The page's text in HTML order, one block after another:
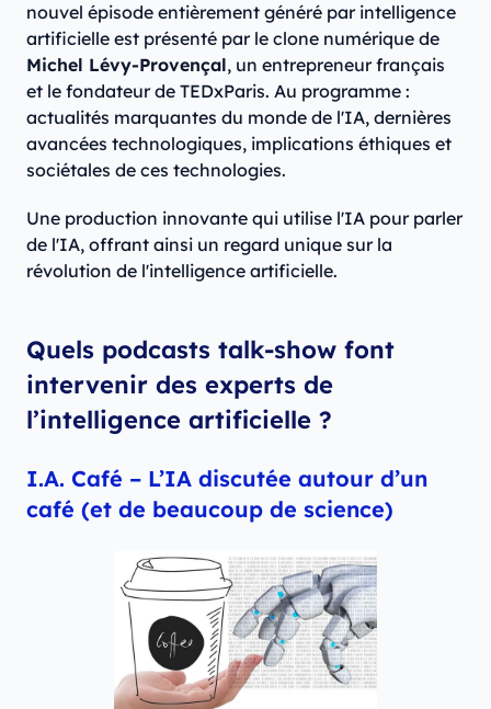
nouvel épisode entièrement généré par intelligence
artificielle est présenté par le clone numérique de
Michel Lévy-Provençal, un entrepreneur français
et le fondateur de TEDxParis. Au programme :
actualités marquantes du monde de l'IA, dernières
avancées technologiques, implications éthiques et
sociétales de ces technologies.
Une production innovante qui utilise l'IA pour parler
de l'IA, offrant ainsi un regard unique sur la
révolution de l'intelligence artificielle.
Quels podcasts talk-show font
intervenir des experts de
l’intelligence artificielle ?
I.A. Café – L’IA discutée autour d’un
café (et de beaucoup de science)